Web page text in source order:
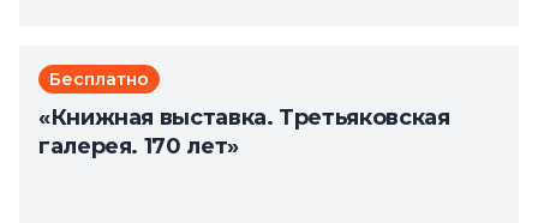
Бесплатно
«Книжная выставка. Третьяковская
галерея. 170 лет»